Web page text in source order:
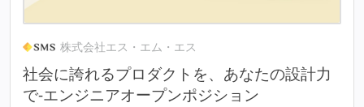
株式会社エス・エム・エス
社会に誇れるプロダクトを、あなたの設計力
で-エンジニアオープンポジション